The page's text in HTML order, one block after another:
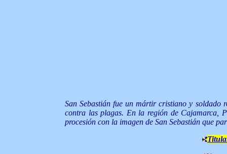
San Sebastián fue un mártir cristiano y soldado
contra las plagas. En la región de Cajamarca,
procesión con la imagen de San Sebastián que